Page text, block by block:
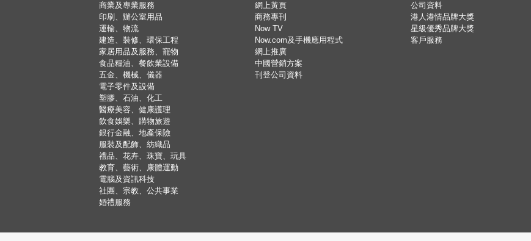
商業及專業服務
印刷、辦公室用品
運輸、物流
建造、裝修、環保工程
家居用品及服務、寵物
食品糧油、餐飲業設備
五金、機械、儀器
電子零件及設備
塑膠、石油、化工
醫療美容、健康護理
飲食娛樂、購物旅遊
銀行金融、地產保險
服裝及配飾、紡織品
禮品、花卉、珠寶、玩具
教育、藝術、康體運動
電腦及資訊科技
社團、宗教、公共事業
婚禮服務
網上黃頁
商務專刊
Now TV
Now.com及手機應用程式
網上推廣
中國營銷方案
刊登公司資料
公司資料
港人港情品牌大獎
星級優秀品牌大獎
客戶服務